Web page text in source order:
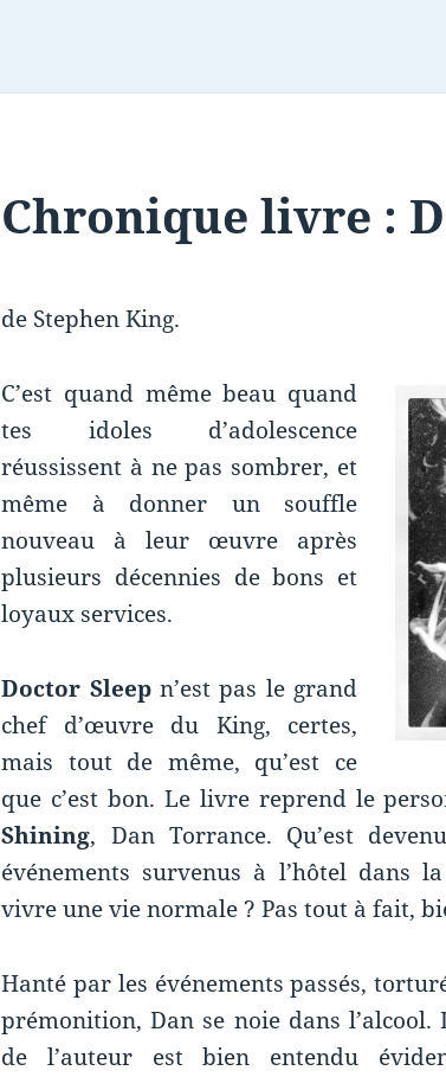
Chronique livre :
de Stephen King.
C’est quand même beau quand
tes idoles d’adolescence
réussissent à ne pas sombrer, et
même à donner un souffle
nouveau à leur œuvre après
plusieurs décennies de bons et
loyaux services.
Doctor Sleepn’est pas le grand
chef d’œuvre du King, certes,
mais tout de même, qu’est ce
que c’est bon. Le livre reprend le
Shining, Dan Torrance. Qu’est
événements survenus à l’hôtel dans
vivre une vie normale ? Pas tout à fait,
Hanté par les événements passés,
prémonition, Dan se noie dans
de l’auteur est bien entendu